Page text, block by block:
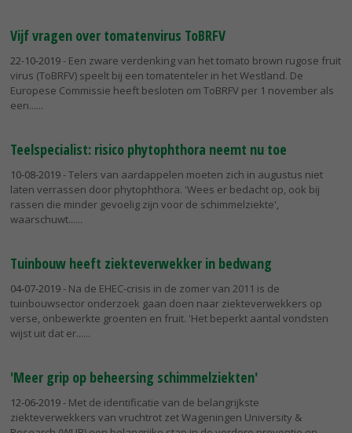
Vijf vragen over tomatenvirus ToBRFV
22-10-2019- Een zware verdenking van het tomato brown rugose fruit
virus (ToBRFV) speelt bij een tomatenteler in het Westland. De
Europese Commissie heeft besloten om ToBRFV per 1 november als
een...
Teelspecialist: risico phytophthora neemt nu toe
10-08-2019- Telers van aardappelen moeten zich in augustus niet
laten verrassen door phytophthora. 'Wees er bedacht op, ook bij
rassen die minder gevoelig zijn voor de schimmelziekte',
waarschuwt...
Tuinbouw heeft ziekteverwekker in bedwang
04-07-2019- Na de EHEC-crisis in de zomer van 2011 is de
tuinbouwsector onderzoek gaan doen naar ziekteverwekkers op
verse, onbewerkte groenten en fruit. 'Het beperkt aantal vondsten
wijst uit dat er...
'Meer grip op beheersing schimmelziekten'
12-06-2019- Met de identificatie van de belangrijkste
ziekteverwekkers van vruchtrot zet Wageningen University &